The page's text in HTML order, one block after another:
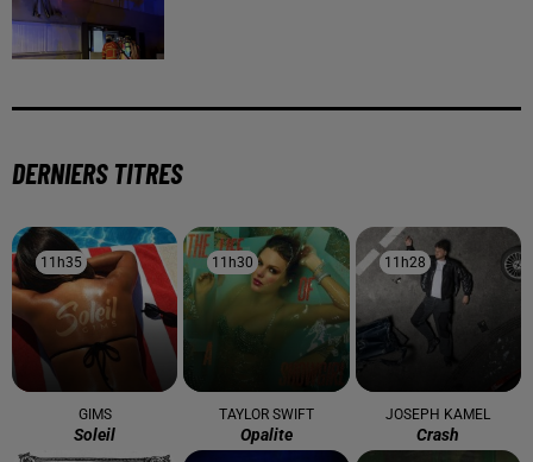
DERNIERS TITRES
11h35
11h35
GIMS
Soleil
11h30
11h30
TAYLOR SWIFT
Opalite
11h28
11h28
JOSEPH KAMEL
Crash